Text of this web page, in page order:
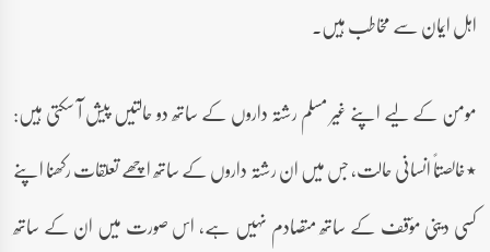
اہل ایمان سے مخاطب ہیں۔
مومن کے لیے اپنے غیر مسلم رشتہ داروں کے ساتھ دو حالتیں پیش آ سکتی ہیں:
٭خالصتاً انسانی حالت، جس میں ان رشتہ داروں کے ساتھ اچھے تعلقات رکھنا اپنے
کسی دینی مؤقف کے ساتھ متصادم نہیں ہے، اس صورت میں ان کے ساتھ